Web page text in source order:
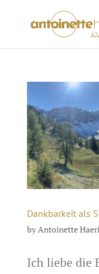
Dankbarkeit als
byAntoinette
Ich liebe die